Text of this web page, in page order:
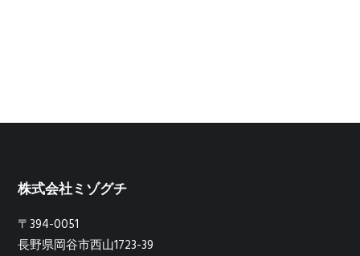
株式会社ミゾグチ
〒394-0051
長野県岡谷市西山1723-39